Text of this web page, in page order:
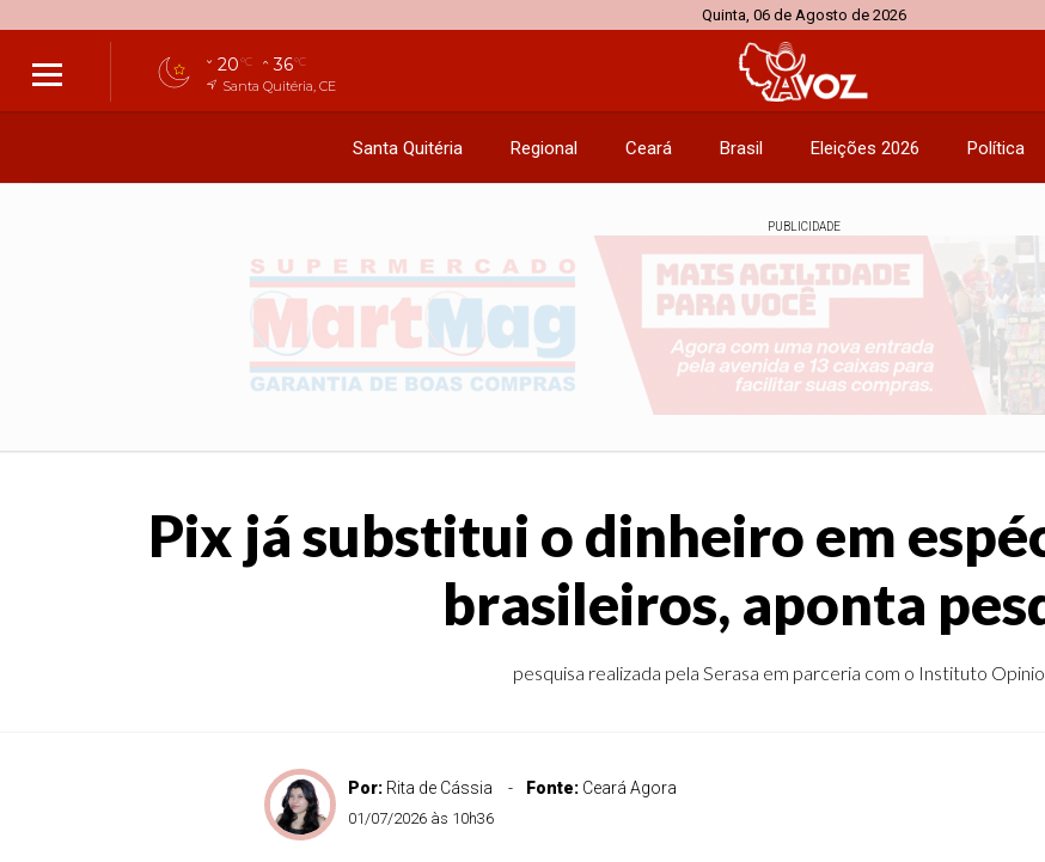
Quinta, 06 de Agosto de 2026
20°C 36°C
Santa Quitéria, CE
Santa Quitéria Regional Ceará Brasil Eleições 2026 Política
PUBLICIDADE
Pix já substitui o dinheiro em
brasileiros, aponta
pesquisa realizada pela Serasa em parceria com o Instituto
Por: Rita de Cássia Fonte: Ceará Agora
01/07/2026 às 10h36